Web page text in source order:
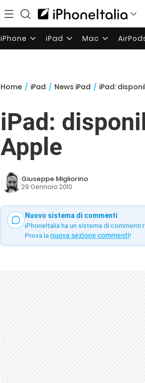
iPhone iPad Mac
Home / iPad / News iPad / iPad:
iPad:
Apple
Giuseppe Migliorino
29 Gennaio 2010
Nuovo sistema di commenti
iPhoneItalia ha un sistema di
Prova la nuova sezione commenti!